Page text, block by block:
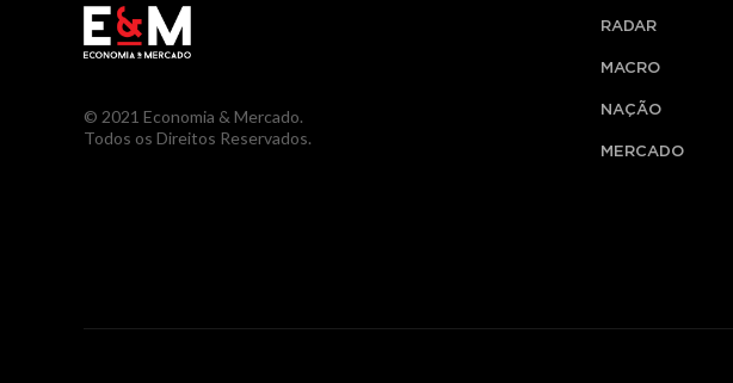
© 2021 Economia & Mercado.
Todos os Direitos Reservados.
RADAR
MACRO
NAÇÃO
MERCADO